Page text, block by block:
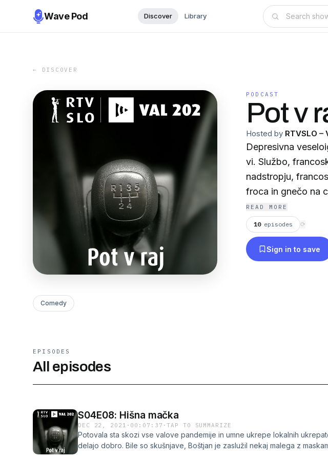
Wave Pod Discover Library
← DISCOVER
PODCAST
Pot v
Hosted by RTVSLO –
Depresivna
vi. Službo,
nadstropju,
froca in gnečo na
READ MORE
10 episodes ⟳
Sign in to save
Comedy
EPISODES
All episodes
S04E08: Hišna mačka
DEC 22, 2021 · 00:07:37 ·TAP TO SUMMARIZE
Potovala sta skozi vse valove pandemije in umne ukrepe lokalnih
delajo dobro. Bile so skušnjave, Boštjan je zaslužil nekaj malega z